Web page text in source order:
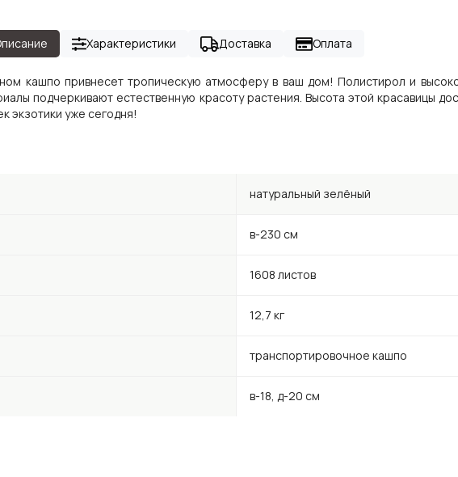
Характеристики Доставка Оплата
кашпо привнесет тропическую атмосферу в ваш дом! Полистирол и
подчеркивают естественную красоту растения. Высота этой красавицы
экзотики уже сегодня!
натуральный зелёный
в-230 см
1608 листов
12,7 кг
транспортировочное кашпо
в-18, д-20 см